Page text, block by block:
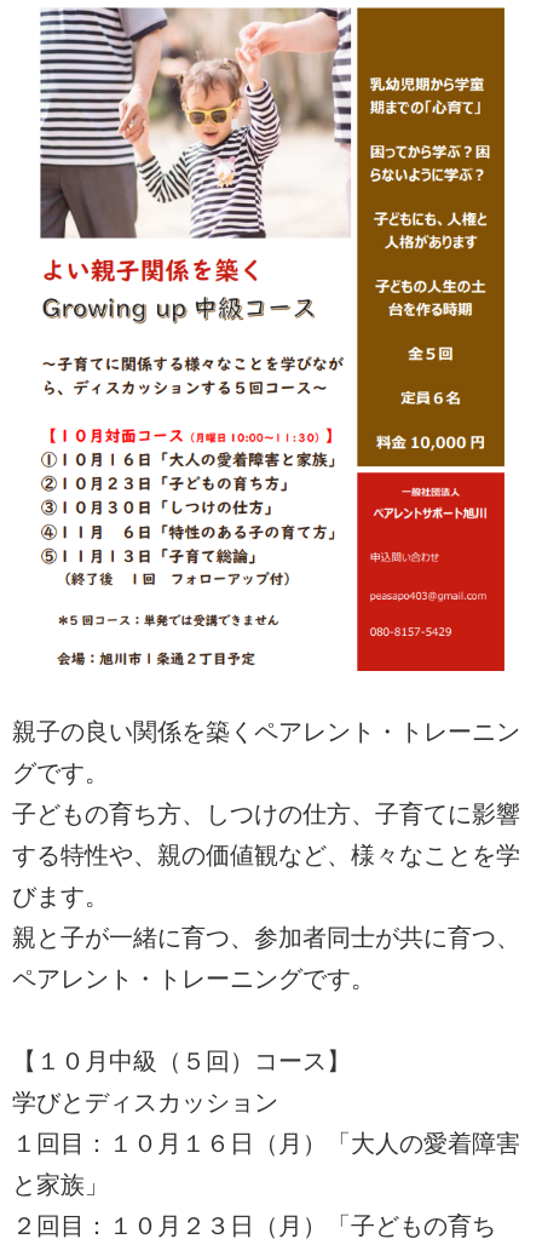
親子の良い関係を築くペアレント・トレーニン
グです。
子どもの育ち方、しつけの仕方、子育てに影響
する特性や、親の価値観など、様々なことを学
びます。
親と子が一緒に育つ、参加者同士が共に育つ、
ペアレント・トレーニングです。
【１０月中級（５回）コース】
学びとディスカッション
１回目：１０月１６日（月）「大人の愛着障害
と家族」
２回目：１０月２３日（月）「子どもの育ち